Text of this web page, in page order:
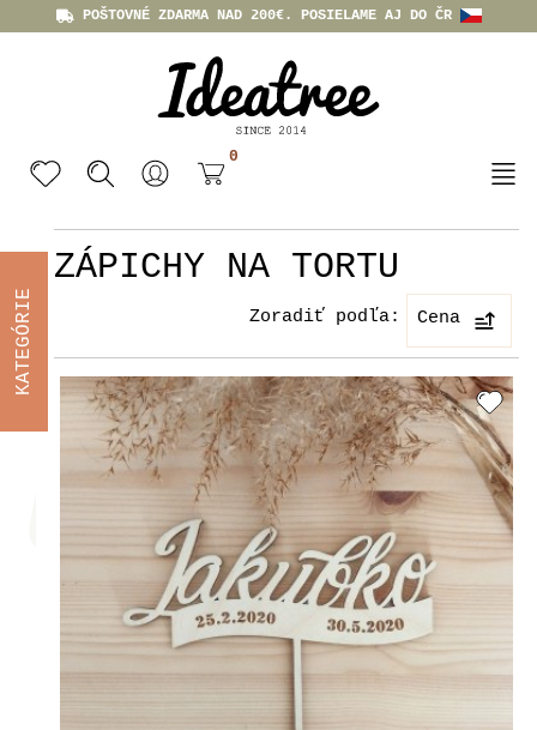
POŠTOVNÉ ZDARMA NAD 200€. POSIELAME AJ DO ČR
0
ZÁPICHY NA TORTU
Zoradiť podľa: Cena
KATEGÓRIE